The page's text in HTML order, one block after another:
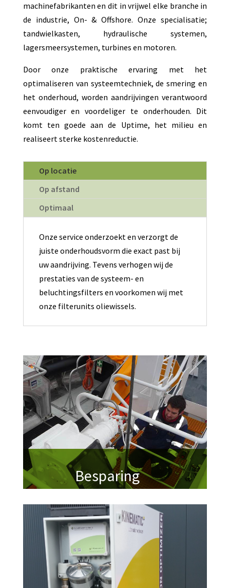
machinefabrikanten en dit in vrijwel elke branche in
de industrie, On- & Offshore. Onze specialisatie;
tandwielkasten, hydraulische systemen,
lagersmeersystemen, turbines en motoren.
Door onze praktische ervaring met het
optimaliseren van systeemtechniek, de smering en
het onderhoud, worden aandrijvingen verantwoord
eenvoudiger en voordeliger te onderhouden. Dit
komt ten goede aan de Uptime, het milieu en
realiseert sterke kostenreductie.
Op locatie
Op afstand
Optimaal
Onze service onderzoekt en verzorgt de
juiste onderhoudsvorm die exact past bij
uw aandrijving. Tevens verhogen wij de
prestaties van de systeem- en
beluchtingsfilters en voorkomen wij met
onze filterunits oliewissels.
Besparing